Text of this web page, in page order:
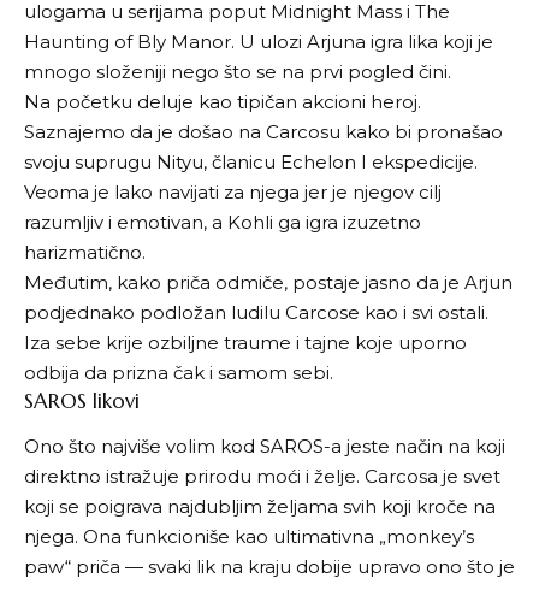
ulogama u serijama poput Midnight Mass i The
Haunting of Bly Manor. U ulozi Arjuna igra lika koji je
mnogo složeniji nego što se na prvi pogled čini.
Na početku deluje kao tipičan akcioni heroj.
Saznajemo da je došao na Carcosu kako bi pronašao
svoju suprugu Nityu, članicu Echelon I ekspedicije.
Veoma je lako navijati za njega jer je njegov cilj
razumljiv i emotivan, a Kohli ga igra izuzetno
harizmatično.
Međutim, kako priča odmiče, postaje jasno da je Arjun
podjednako podložan ludilu Carcose kao i svi ostali.
Iza sebe krije ozbiljne traume i tajne koje uporno
odbija da prizna čak i samom sebi.
SAROS likovi
Ono što najviše volim kod SAROS-a jeste način na koji
direktno istražuje prirodu moći i želje. Carcosa je svet
koji se poigrava najdubljim željama svih koji kroče na
njega. Ona funkcioniše kao ultimativna „monkey’s
paw“ priča — svaki lik na kraju dobije upravo ono što je